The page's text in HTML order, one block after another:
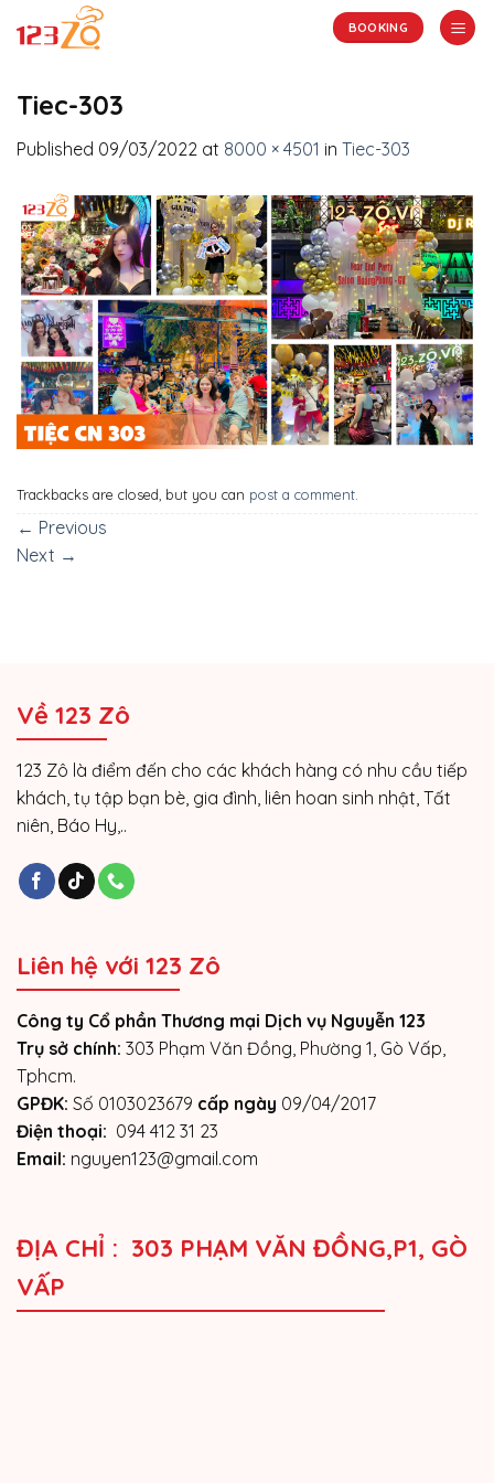
BOOKING
Tiec-303
Published 09/03/2022 at 8000 × 4501 in Tiec-303
Trackbacks are closed, but you can post a comment
← Previous
Next →
Về 123 Zô
123 Zô là điểm đến cho các khách hàng có nhu cầu tiếp
khách, tụ tập bạn bè, gia đình, liên hoan sinh nhật, Tất
niên, Báo Hy,..
Liên hệ với 123 Zô
Công ty Cổ phần Thương mại Dịch vụ Nguyễn 123
Trụ sở chính: 303 Phạm Văn Đồng, Phường 1, Gò Vấp,
Tphcm.
GPĐK: Số 0103023679 cấp ngày 09/04/2017
Điện thoại: 094 412 31 23
Email: nguyen123@gmail.com
ĐỊA CHỈ : 303 PHẠM VĂN ĐỒNG,P1, GÒ
VẤP